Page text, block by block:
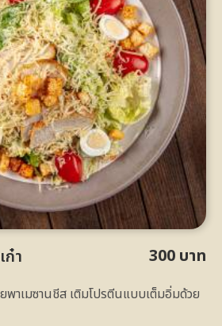
ก๋า 300 บาท
พาเมซานชีส เติมโปรตีนแบบเต็มอิ่มด้วย